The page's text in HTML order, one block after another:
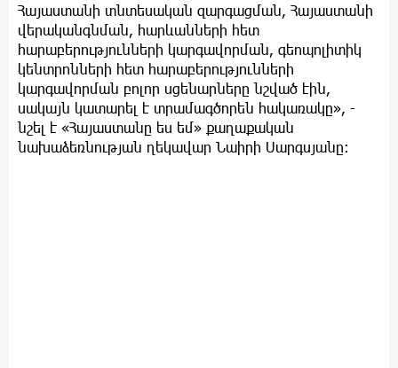
Հայաստանի տնտեսական զարգացման, Հայաստանի
վերականգնման, հարևանների հետ
հարաբերությունների կարգավորման, գեոպոլիտիկ
կենտրոնների հետ հարաբերությունների
կարգավորման բոլոր սցենարները նշված էին,
սակայն կատարել է տրամագծորեն հակառակը», -
նշել է «Հայաստանը ես եմ» քաղաքական
նախաձեռնության ղեկավար Նաիրի Սարգսյանը։